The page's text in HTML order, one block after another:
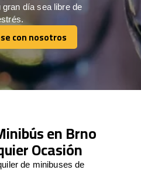
día sea libre de
con nosotros
con nosotros
en Brno
Ocasión
de minibuses de